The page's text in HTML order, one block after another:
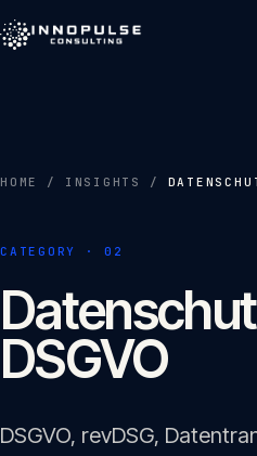
Start
Über uns
Leistungen
Portfolio
HOME / INSIGHTS /
CATEGORY ·02
DSGVO
DSGVO, revDSG,